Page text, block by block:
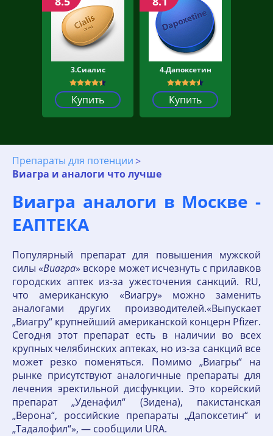
3.Сиалис
Купить
4.Дапоксетин
Купить
Препараты для потенции
Виагра и аналоги что лучше
Виагра аналоги в Москве -
ЕАПТЕКА
Популярный препарат для повышения мужской
силы «Виагра» вскоре может исчезнуть с прилавков
городских аптек из-за ужесточения санкций. RU,
что американскую «Виагру» можно заменить
аналогами других производителей.«Выпускает
„Виагру“ крупнейший американской концерн Pfizer.
Сегодня этот препарат есть в наличии во всех
крупных челябинских аптеках, но из-за санкций все
может резко поменяться. Помимо „Виагры“ на
рынке присутствуют аналогичные препараты для
лечения эректильной дисфункции. Это корейский
препарат „Уденафил“ (Зидена), пакистанская
„Верона“, российские препараты „Дапоксетин“ и
„Тадалофил“», — сообщили URA.